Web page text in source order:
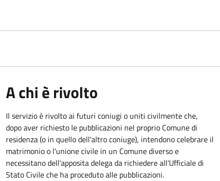
A chi è rivolto
Il servizio è rivolto ai futuri coniugi o uniti civilmente che,
dopo aver richiesto le pubblicazioni nel proprio Comune di
residenza (o in quello dell'altro coniuge), intendono celebrare il
matrimonio o l'unione civile in un Comune diverso e
necessitano dell'apposita delega da richiedere all'Ufficiale di
Stato Civile che ha proceduto alle pubblicazioni.